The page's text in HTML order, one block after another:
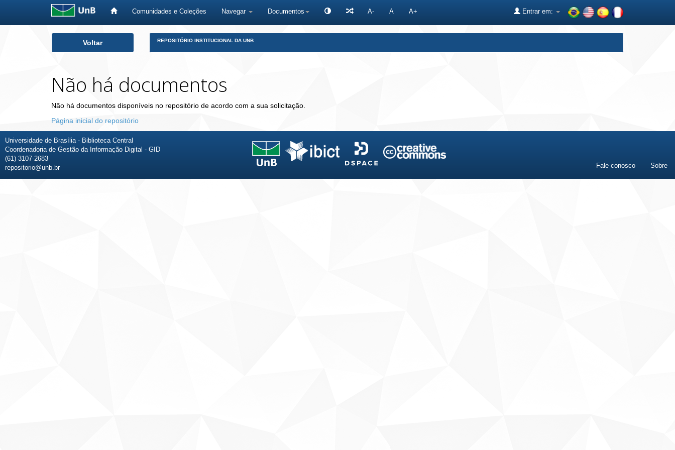
Comunidades e Coleções Navegar Documentos A- A A+ Entrar em:
Voltar REPOSITÓRIO INSTITUCIONAL DA UNB
Não há documentos
Não há documentos disponíveis no repositório de acordo com a sua solicitação.
Página inicial do repositório
Universidade de Brasília - Biblioteca Central
Coordenadoria de Gestão da Informação Digital - GID
(61) 3107-2683
repositorio@unb.br
Fale conosco Sobre